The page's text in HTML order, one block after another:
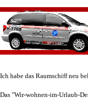
Ich habe das Raumschiff neu
Das "Wir-wohnen-im-Urlaub-